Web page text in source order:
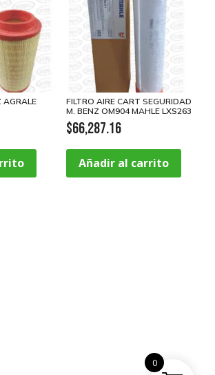
AGRALE
FILTRO AIRE CART SEGURIDAD
M. BENZ OM904 MAHLE LXS263
$66,287.16
Añadir al carrito
0